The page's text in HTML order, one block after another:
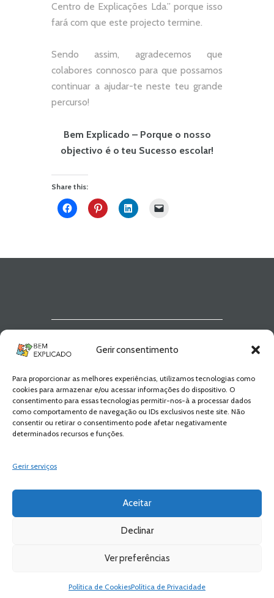
Gerir consentimento
Para proporcionar as melhores experiências, utilizamos tecnologias como
cookies para armazenar e/ou acessar informações do dispositivo. O
consentimento para essas tecnologias permitir-nos-à a processar dados
como comportamento de navegação ou IDs exclusivos neste site. Não
consentir ou retirar o consentimento pode afetar negativamente
determinados recursos e funções.
Gerir serviços
Aceitar
Declinar
Ver preferências
Política de CookiesPolítica de Privacidade
Centro de Explicações Lda.” porque isso
fará com que este projecto termine.
Sendo assim, agradecemos que
colabores connosco para que possamos
continuar a ajudar-te neste teu grande
percurso!
Bem Explicado – Porque o nosso
objectivo é o teu Sucesso escolar!
Share this:
Explicado
Fica a par de todas as novidades! Zero
Spam, apenas novidades e novos
conteúdos!
Bem Explicado © 2026 All Rights Reserved